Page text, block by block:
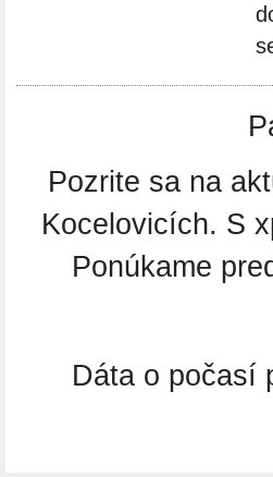
Pozrite sa na
Kocelovicích. S
Ponúkame
Dáta o počasí